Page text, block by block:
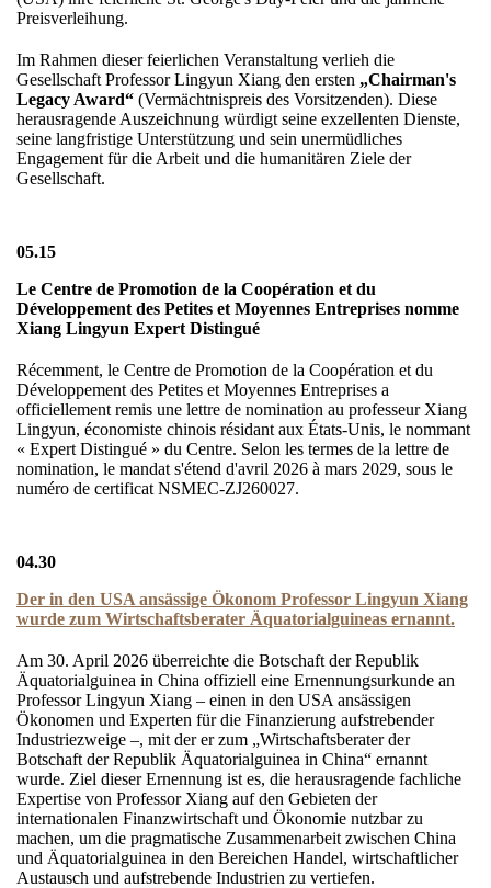
Preisverleihung.
Im Rahmen dieser feierlichen Veranstaltung verlieh die
Gesellschaft Professor Lingyun Xiang den ersten „Chairman's
Legacy Award“ (Vermächtnispreis des Vorsitzenden). Diese
herausragende Auszeichnung würdigt seine exzellenten Dienste,
seine langfristige Unterstützung und sein unermüdliches
Engagement für die Arbeit und die humanitären Ziele der
Gesellschaft.
05.15
Le Centre de Promotion de la Coopération et du
Développement des Petites et Moyennes Entreprises nomme
Xiang Lingyun Expert Distingué
Récemment, le Centre de Promotion de la Coopération et du
Développement des Petites et Moyennes Entreprises a
officiellement remis une lettre de nomination au professeur Xiang
Lingyun, économiste chinois résidant aux États-Unis, le nommant
« Expert Distingué » du Centre. Selon les termes de la lettre de
nomination, le mandat s'étend d'avril 2026 à mars 2029, sous le
numéro de certificat NSMEC-ZJ260027.
04.30
Der in den USA ansässige Ökonom Professor Lingyun Xiang
wurde zum Wirtschaftsberater Äquatorialguineas ernannt.
Am 30. April 2026 überreichte die Botschaft der Republik
Äquatorialguinea in China offiziell eine Ernennungsurkunde an
Professor Lingyun Xiang – einen in den USA ansässigen
Ökonomen und Experten für die Finanzierung aufstrebender
Industriezweige –, mit der er zum „Wirtschaftsberater der
Botschaft der Republik Äquatorialguinea in China“ ernannt
wurde. Ziel dieser Ernennung ist es, die herausragende fachliche
Expertise von Professor Xiang auf den Gebieten der
internationalen Finanzwirtschaft und Ökonomie nutzbar zu
machen, um die pragmatische Zusammenarbeit zwischen China
und Äquatorialguinea in den Bereichen Handel, wirtschaftlicher
Austausch und aufstrebende Industrien zu vertiefen.